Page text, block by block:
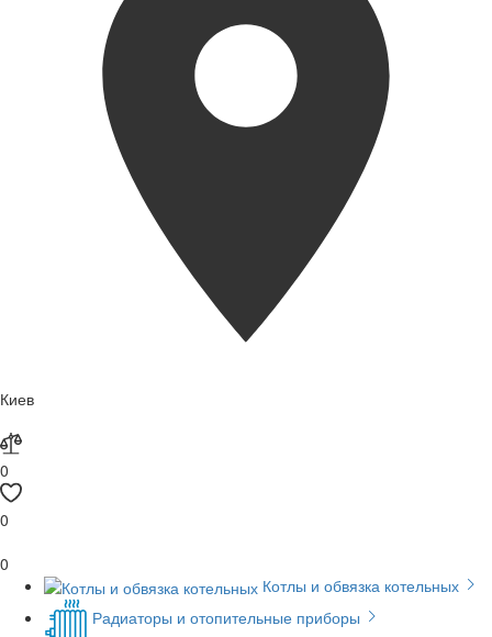
Киев
0
0
0
Котлы и обвязка котельных
Радиаторы и отопительные приборы